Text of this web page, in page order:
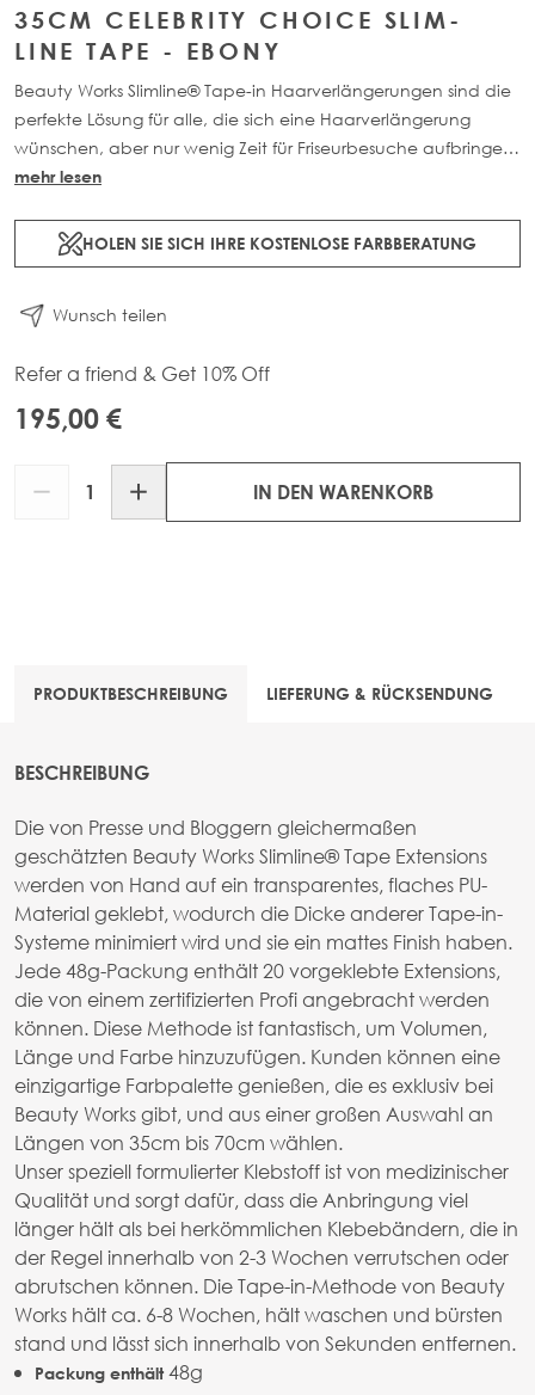
35CM CELEBRITY CHOICE SLIM-
LINE TAPE - EBONY
Beauty Works Slimline® Tape-in Haarverlängerungen sind die
perfekte Lösung für alle, die sich eine Haarverlängerung
wünschen, aber nur wenig Zeit für Friseurbesuche aufbringen
können.
mehr lesen
HOLEN SIE SICH IHRE KOSTENLOSE FARBBERATUNG
Wunsch teilen
Refer a friend & Get 10% Off
195,00 €
IN DEN WARENKORB
PRODUKTBESCHREIBUNG LIEFERUNG & RÜCKSENDUNG
BESCHREIBUNG
Die von Presse und Bloggern gleichermaßen
geschätzten Beauty Works Slimline® Tape Extensions
werden von Hand auf ein transparentes, flaches PU-
Material geklebt, wodurch die Dicke anderer Tape-in-
Systeme minimiert wird und sie ein mattes Finish haben.
Jede 48g-Packung enthält 20 vorgeklebte Extensions,
die von einem zertifizierten Profi angebracht werden
können. Diese Methode ist fantastisch, um Volumen,
Länge und Farbe hinzuzufügen. Kunden können eine
einzigartige Farbpalette genießen, die es exklusiv bei
Beauty Works gibt, und aus einer großen Auswahl an
Längen von 35cm bis 70cm wählen.
Unser speziell formulierter Klebstoff ist von medizinischer
Qualität und sorgt dafür, dass die Anbringung viel
länger hält als bei herkömmlichen Klebebändern, die in
der Regel innerhalb von 2-3 Wochen verrutschen oder
abrutschen können. Die Tape-in-Methode von Beauty
Works hält ca. 6-8 Wochen, hält waschen und bürsten
stand und lässt sich innerhalb von Sekunden entfernen.
Packung enthält48g